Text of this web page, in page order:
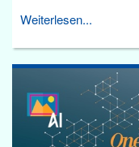
Weiterlesen...